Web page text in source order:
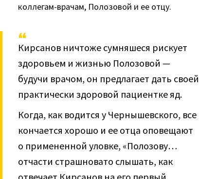
коллегам-врачам, Полозовой и ее отцу.
Кирсанов ничтоже сумняшеся рискует
здоровьем и жизнью Полозовой —
будучи врачом, он предлагает дать своей
практически здоровой пациентке яд.
Когда, как водится у Чернышевского, все
кончается хорошо и ее отца оповещают
о примененной уловке, «Полозову…
отчасти страшновато слышать, как